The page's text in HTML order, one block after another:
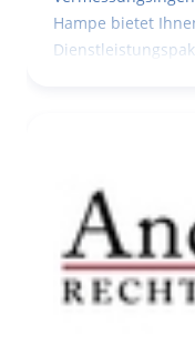
Hampe bietet